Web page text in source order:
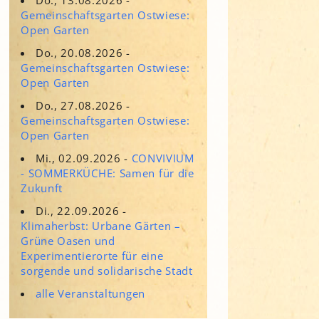
Grün in Sicht
Garten der Sinne
Interkultureller Garten
Blumenau
Kultgarten der WerkBox3
Piazza Zenetti
Südgarten
Tauschgarten Schwabing-
Milbertshofen
Waldschmausgarten
Adressen für Gartenbedarf
Erde & Kompost
Gemeinschaftsgarten Ostwiese:
Open Garten
Do., 20.08.2026 -
Gemeinschaftsgarten Ostwiese:
Open Garten
Do., 27.08.2026 -
Gemeinschaftsgarten Ostwiese:
Open Garten
Mi., 02.09.2026 - CONVIVIUM
- SOMMERKÜCHE: Samen für die
Zukunft
Di., 22.09.2026 -
Klimaherbst: Urbane Gärten –
Grüne Oasen und
Experimentierorte für eine
sorgende und solidarische Stadt
alle Veranstaltungen